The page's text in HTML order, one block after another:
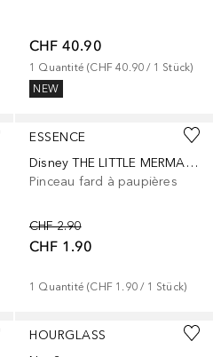
CHF 40.90
1 Quantité (CHF 40.90 / 1 Stück)
NEW
ESSENCE
Disney THE LITTLE MERMAID 01 Eye Believe In Me
Pinceau fard à paupières
CHF 2.90
CHF 1.90
1 Quantité (CHF 1.90 / 1 Stück)
HOURGLASS